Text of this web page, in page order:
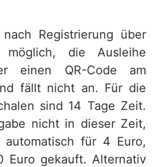
Registrierung über
die Ausleihe
einen QR-Code am
fällt nicht an. Für die
sind 14 Tage Zeit.
nicht in dieser Zeit,
für 4 Euro,
Euro gekauft. Alternativ